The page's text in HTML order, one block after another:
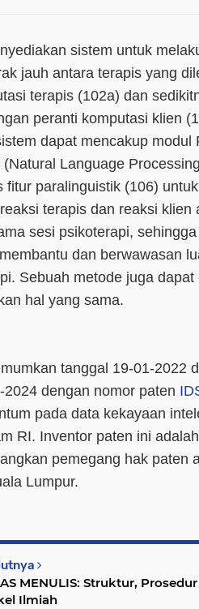
sistem untuk
jauh antara terapis yang
terapis (102a) dan
peranti komputasi klien
dapat mencakup modul
(Natural Language
fitur paralinguistik (106)
terapis dan reaksi klien
sesi psikoterapi,
dan berwawasan
Sebuah metode juga dapat
hal yang sama.
tanggal 19-01-2022
dengan nomor paten
pada data kekayaan
RI. Inventor paten ini
pemegang hak paten
Lumpur.
MENULIS: Struktur,
Ilmiah